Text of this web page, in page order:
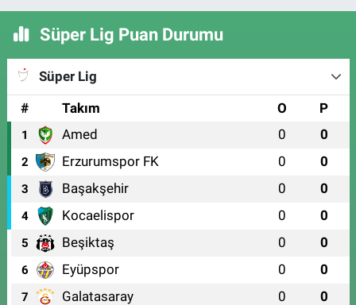
Süper Lig Puan Durumu
Süper Lig
#
Takım O P
1 Amed 0 0
2 Erzurumspor FK 0 0
3 Başakşehir 0 0
4 Kocaelispor 0 0
5 Beşiktaş 0 0
6 Eyüpspor 0 0
7 Galatasaray 0 0